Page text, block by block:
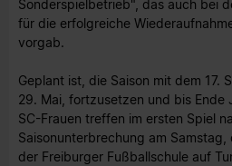
Sonderspielbetrieb", das auch bei
für die erfolgreiche
vorgab.
Geplant ist, die Saison mit dem 17.
29. Mai, fortzusetzen und bis Ende
SC-Frauen treffen im ersten Spiel
Saisonunterbrechung am
der Freiburger Fußballschule auf